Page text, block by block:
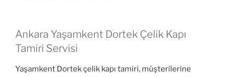
Ankara Yaşamkent Dortek Çelik Kapı
Tamiri Servisi
Yaşamkent Dortek çelik kapı tamiri, müşterilerine